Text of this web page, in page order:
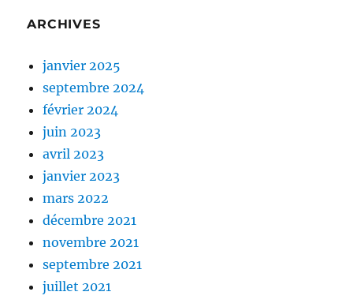
ARCHIVES
janvier 2025
septembre 2024
février 2024
juin 2023
avril 2023
janvier 2023
mars 2022
décembre 2021
novembre 2021
septembre 2021
juillet 2021